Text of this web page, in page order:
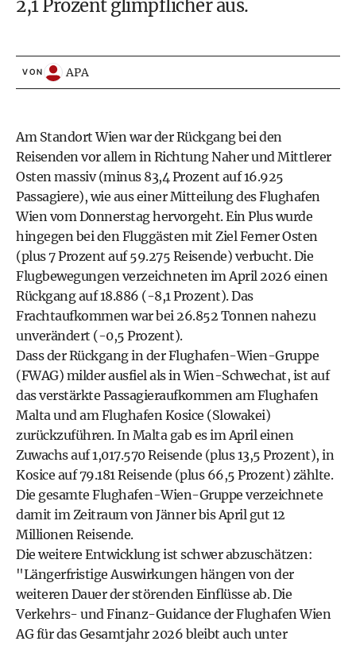
2,1 Prozent glimpflicher aus.
VON APA
Am Standort Wien war der Rückgang bei den
Reisenden vor allem in Richtung Naher und Mittlerer
Osten massiv (minus 83,4 Prozent auf 16.925
Passagiere), wie aus einer Mitteilung des Flughafen
Wien vom Donnerstag hervorgeht. Ein Plus wurde
hingegen bei den Fluggästen mit Ziel Ferner Osten
(plus 7 Prozent auf 59.275 Reisende) verbucht. Die
Flugbewegungen verzeichneten im April 2026 einen
Rückgang auf 18.886 (-8,1 Prozent). Das
Frachtaufkommen war bei 26.852 Tonnen nahezu
unverändert (-0,5 Prozent).
Dass der Rückgang in der Flughafen-Wien-Gruppe
(FWAG) milder ausfiel als in Wien-Schwechat, ist auf
das verstärkte Passagieraufkommen am Flughafen
Malta und am Flughafen Kosice (Slowakei)
zurückzuführen. In Malta gab es im April einen
Zuwachs auf 1,017.570 Reisende (plus 13,5 Prozent), in
Kosice auf 79.181 Reisende (plus 66,5 Prozent) zählte.
Die gesamte Flughafen-Wien-Gruppe verzeichnete
damit im Zeitraum von Jänner bis April gut 12
Millionen Reisende.
Die weitere Entwicklung ist schwer abzuschätzen:
"Längerfristige Auswirkungen hängen von der
weiteren Dauer der störenden Einflüsse ab. Die
Verkehrs- und Finanz-Guidance der Flughafen Wien
AG für das Gesamtjahr 2026 bleibt auch unter